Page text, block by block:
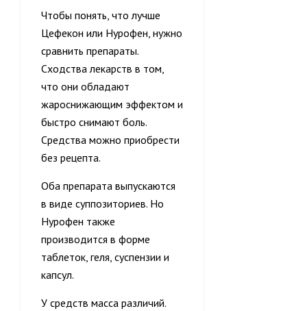
Чтобы понять, что лучше
Цефекон или Нурофен, нужно
сравнить препараты.
Сходства лекарств в том,
что они обладают
жароснижающим эффектом и
быстро снимают боль.
Средства можно приобрести
без рецепта.
Оба препарата выпускаются
в виде суппозиториев. Но
Нурофен также
производится в форме
таблеток, геля, суспензии и
капсул.
У средств масса различий.